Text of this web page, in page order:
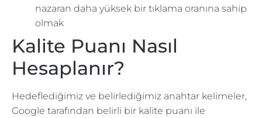
nazaran daha yüksek bir tıklama oranına sahip
olmak
Kalite Puanı Nasıl
Hesaplanır?
Hedeflediğimiz ve belirlediğimiz anahtar kelimeler,
Google tarafından belirli bir kalite puanı ile